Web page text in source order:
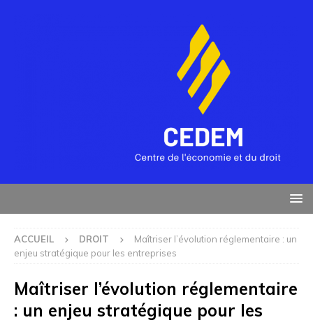
ACCUEIL DROIT
Maîtriser l’évolution réglementaire : un
enjeu stratégique pour les entreprises
Maîtriser l’évolution réglementaire
: un enjeu stratégique pour les